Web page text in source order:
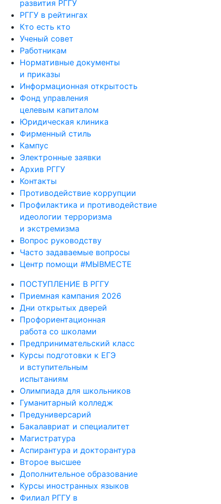
развития РГГУ
РГГУ в рейтингах
Кто есть кто
Ученый совет
Работникам
Нормативные документы
и приказы
Информационная открытость
Фонд управления
целевым капиталом
Юридическая клиника
Фирменный стиль
Кампус
Электронные заявки
Архив РГГУ
Контакты
Противодействие коррупции
Профилактика и противодействие
идеологии терроризма
и экстремизма
Вопрос руководству
Часто задаваемые вопросы
Центр помощи #МЫВМЕСТЕ
ПОСТУПЛЕНИЕ В РГГУ
Приемная кампания 2026
Дни открытых дверей
Профориентационная
работа со школами
Предпринимательский класс
Курсы подготовки к ЕГЭ
и вступительным
испытаниям
Олимпиада для школьников
Гуманитарный колледж
Предуниверсарий
Бакалавриат и специалитет
Магистратура
Аспирантура и докторантура
Второе высшее
Дополнительное образование
Курсы иностранных языков
Филиал РГГУ в